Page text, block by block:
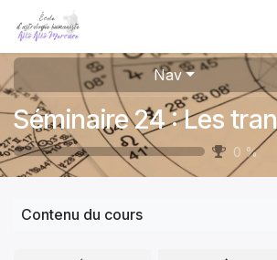
Se rendre au contenu
Nav
0 %
Contenu du cours